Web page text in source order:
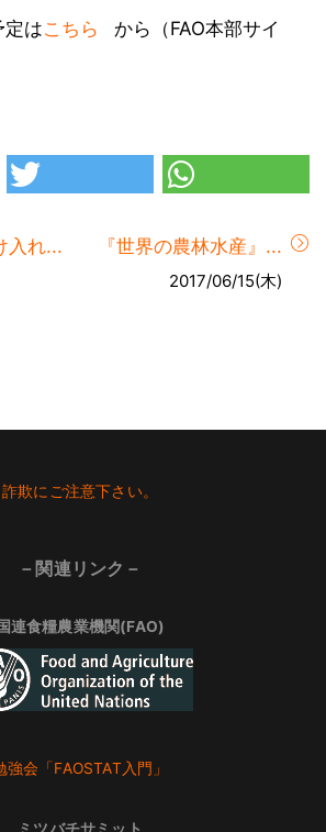
定はこちら
から（FAO本部サイ
入れ... 『世界の農林水産』...
2017/06/15(木)
詐欺にご注意下さい。
－関連リンク－
連食糧農業機関(FAO)
強会「FAOSTAT入門」